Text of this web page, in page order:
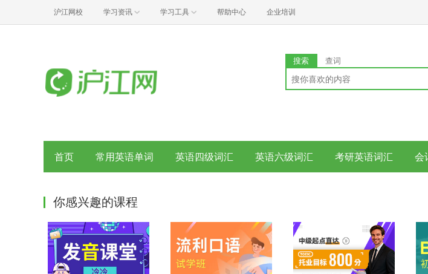
沪江网校 学习资讯 学习工具 帮助中心 企业培训
搜索 查词
首页 常用英语单词 英语四级词汇 英语六级词汇 考研英语词汇 会
你感兴趣的课程